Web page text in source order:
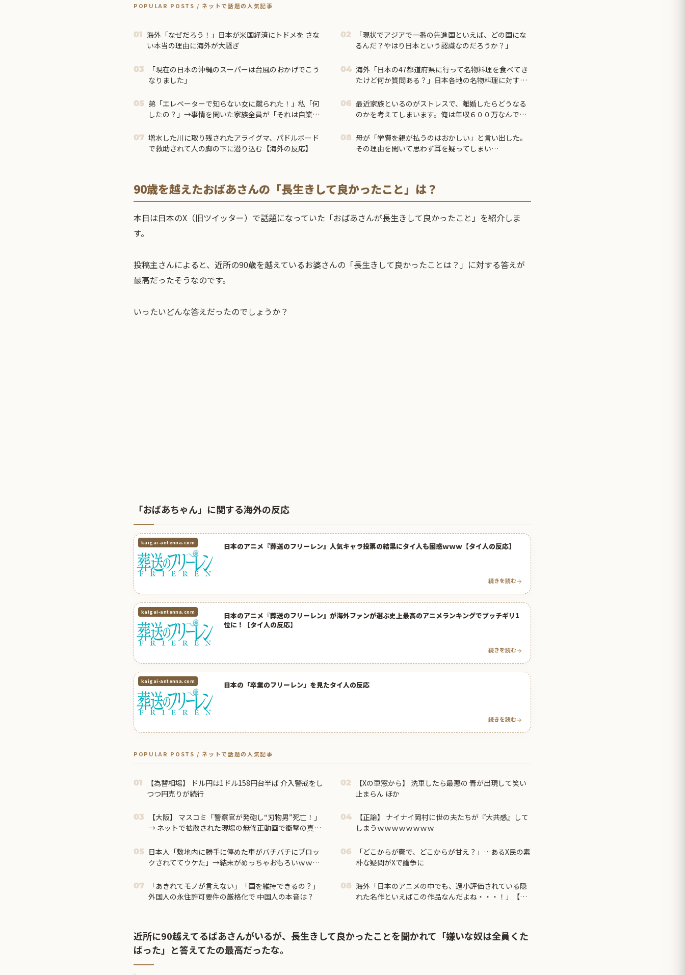
POPULAR POSTS / ネットで話題の人気記事
01 海外「なぜだろう！」日本が米国経済にトドメを さな
い本当の理由に海外が大騒ぎ
02
「現状でアジアで一番の先進国といえば、どの国にな
るんだ？やはり日本という認識なのだろうか？」
03
「現在の日本の沖縄のスーパーは台風のおかげでこう
なりました」
04 海外「日本の47都道府県に行って名物料理を食べてき
たけど何か質問ある？」日本各地の名物料理に対する
05 弟「エレベーターで知らない女に蹴られた！」私「何
したの？」→事情を聞いた家族全員が「それは自業自
06 最近家族といるのがストレスで、離婚したらどうなる
のかを考えてしまいます。俺は年収６００万なんです
くらいでしょうか？
07 増水した川に取り残されたアライグマ、パドルボード
で救助されて人の脚の下に潜り込む【海外の反応】
08 母が「学費を親が払うのはおかしい」と言い出した。
その理由を聞いて思わず耳を疑ってしまい…
90歳を越えたおばあさんの「長生きして良かったこと」は？
本日は日本のX（旧ツイッター）で話題になっていた「おばあさんが長生きして良かったこと」を紹介しま
す。
投稿主さんによると、近所の90歳を越えているお婆さんの「長生きして良かったことは？」に対する答えが
最高だったそうなのです。
いったいどんな答えだったのでしょうか？
「おばあちゃん」に関する海外の反応
kaigai-antenna.com 日本のアニメ『葬送のフリーレン』人気キャラ投票の結果にタイ人も困惑ｗｗｗ【タイ人の反応】
続きを読む
kaigai-antenna.com
日本のアニメ『葬送のフリーレン』が海外ファンが選ぶ史上最高のアニメランキングでブッチギリ1
位に！【タイ人の反応】
続きを読む
kaigai-antenna.com 日本の「卒業のフリーレン」を見たタイ人の反応
続きを読む
POPULAR POSTS / ネットで話題の人気記事
01
【為替相場】 ドル円は1ドル158円台半ば 介入警戒をし
つつ円売りが続行
02
【Xの車窓から】 洗車したら最悪の 青が出現して笑い
止まらん ほか
03
【大阪】 マスコミ「警察官が発砲し“刃物男”死亡！」
→ ネットで拡散された現場の無修正動画で衝撃の真相
04
【正論】 ナイナイ岡村に世の夫たちが『大共感』して
しまうｗｗｗｗｗｗｗｗ
05 日本人「敷地内に勝手に停めた車がバチバチにブロッ
クされててウケた」→結末がめっちゃおもろいｗｗｗ
06
「どこからが鬱で、どこからが甘え？」…あるX民の素
朴な疑問がXで論争に
07
「あきれてモノが言えない」「国を維持できるの？」
外国人の永住許可要件の厳格化で 中国人の本音は？
08 海外「日本のアニメの中でも、過小評価されている隠
れた名作といえばこの作品なんだよね・・・！」【海
近所に90越えてるばあさんがいるが、長生きして良かったことを聞かれて「嫌いな奴は全員くた
ばった」と答えてたの最高だったな。